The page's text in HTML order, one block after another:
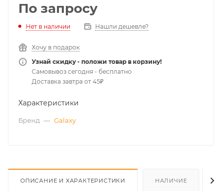
По запросу
Нет в наличии Нашли дешевле?
Хочу в подарок
Узнай скидку - положи товар в корзину!
Самовывоз сегодня - бесплатно
Доставка завтра от 45₽
Характеристики
Бренд — Galaxy
ОПИСАНИЕ И ХАРАКТЕРИСТИКИ НАЛИЧИЕ